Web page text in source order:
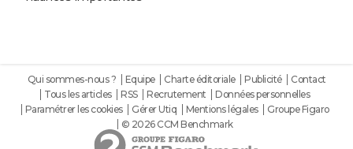
Qui sommes-nous ? Equipe Charte éditoriale Publicité
Contact
Tous les articles
RSS Recrutement
Données personnelles
Paramétrer les cookies
Gérer Utiq Mentions légales
Groupe Figaro
© 2026 CCM Benchmark